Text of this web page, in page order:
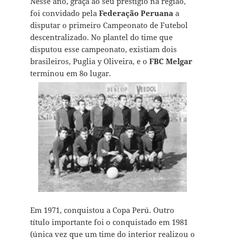
foi convidado pela Federação Peruana a
disputar o primeiro Campeonato de Futebol
descentralizado. No plantel do time que
disputou esse campeonato, existiam dois
brasileiros, Puglia y Oliveira, e o FBC Melgar
terminou em 8o lugar.
Em 1971, conquistou a Copa Perú. Outro
título importante foi o conquistado em 1981
(única vez que um time do interior realizou o